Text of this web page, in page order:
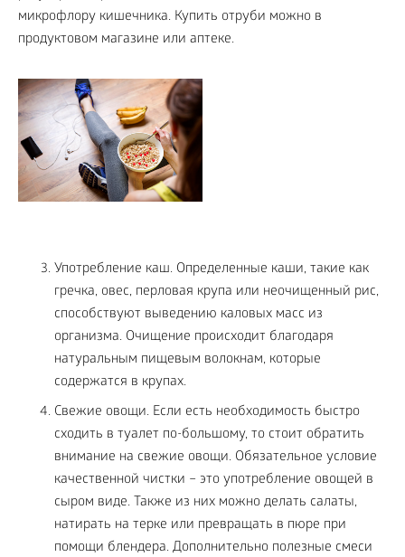
микрофлору кишечника. Купить отруби можно в
продуктовом магазине или аптеке.
Употребление каш. Определенные каши, такие как
гречка, овес, перловая крупа или неочищенный рис,
способствуют выведению каловых масс из
организма. Очищение происходит благодаря
натуральным пищевым волокнам, которые
содержатся в крупах.
Свежие овощи. Если есть необходимость быстро
сходить в туалет по-большому, то стоит обратить
внимание на свежие овощи. Обязательное условие
качественной чистки – это употребление овощей в
сыром виде. Также из них можно делать салаты,
натирать на терке или превращать в пюре при
помощи блендера. Дополнительно полезные смеси